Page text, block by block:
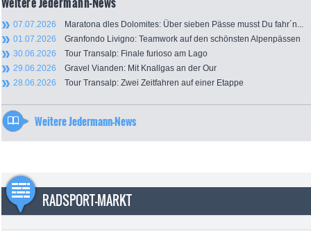
07.07.2026 Maratona dles Dolomites: Über sieben Pässe musst Du fahr´n...
01.07.2026 Granfondo Livigno: Teamwork auf den schönsten Alpenpässen
30.06.2026 Tour Transalp: Finale furioso am Lago
29.06.2026 Gravel Vianden: Mit Knallgas an der Our
28.06.2026 Tour Transalp: Zwei Zeitfahren auf einer Etappe
Weitere Jedermann-News
RADSPORT-MARKT